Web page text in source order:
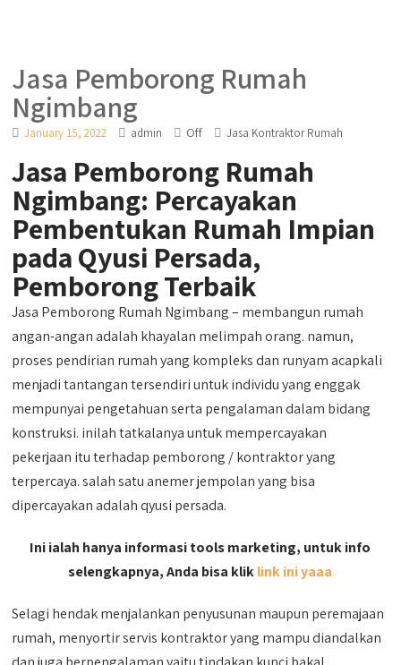
Jasa Pemborong Rumah
Ngimbang
January 15, 2022 admin Off Jasa Kontraktor Rumah
Jasa Pemborong Rumah
Ngimbang: Percayakan
Pembentukan Rumah Impian
pada Qyusi Persada,
Pemborong Terbaik
Jasa Pemborong Rumah Ngimbang – membangun rumah
angan-angan adalah khayalan melimpah orang. namun,
proses pendirian rumah yang kompleks dan runyam acapkali
menjadi tantangan tersendiri untuk individu yang enggak
mempunyai pengetahuan serta pengalaman dalam bidang
konstruksi. inilah tatkalanya untuk mempercayakan
pekerjaan itu terhadap pemborong / kontraktor yang
terpercaya. salah satu anemer jempolan yang bisa
dipercayakan adalah qyusi persada.
Ini ialah hanya informasi tools marketing, untuk info
selengkapnya, Anda bisa kliklink ini yaaa
Selagi hendak menjalankan penyusunan maupun peremajaan
rumah, menyortir servis kontraktor yang mampu diandalkan